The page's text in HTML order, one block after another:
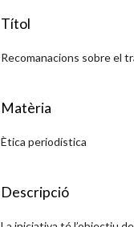
Títol
Recomanacions sobre el
Matèria
Ètica periodística
Descripció